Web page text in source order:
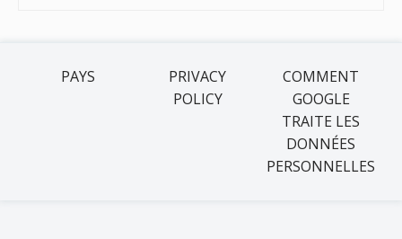
PAYS
PRIVACY
POLICY
COMMENT
GOOGLE
TRAITE LES
DONNÉES
PERSONNELLES